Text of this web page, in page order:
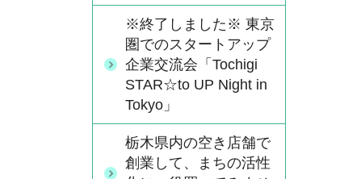
※終了しました※ 東京
圏でのスタートアップ
企業交流会「Tochigi
STAR☆to UP Night in
Tokyo」
栃木県内の空き店舗で
創業して、まちの活性